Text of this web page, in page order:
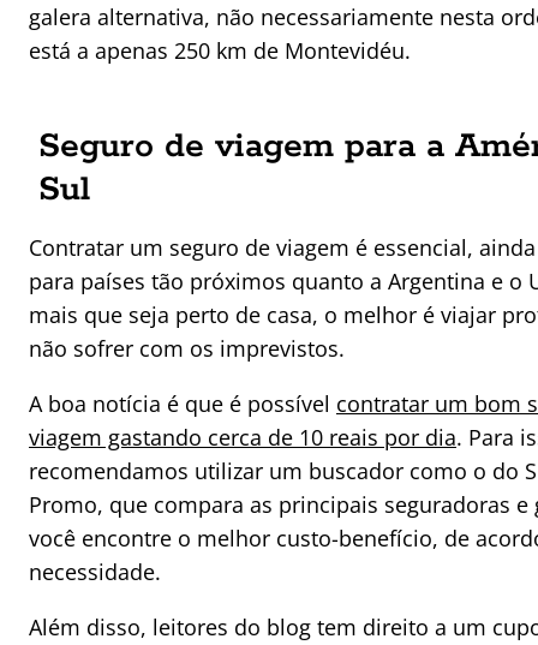
galera alternativa, não necessariamente nesta
está a apenas 250 km de Montevidéu.
Seguro de viagem para a
Sul
Contratar um seguro de viagem é essencial,
para países tão próximos quanto a Argentina e o
mais que seja perto de casa, o melhor é viajar
não sofrer com os imprevistos.
A boa notícia é que é possível contratar um bom
viagem gastando cerca de 10 reais por dia. Para
recomendamos utilizar um buscador como o do
Promo, que compara as principais seguradoras e
você encontre o melhor custo-benefício, de
necessidade.
Além disso, leitores do blog tem direito a um